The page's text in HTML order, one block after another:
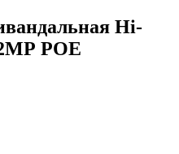
Hi-
2МР РОЕ